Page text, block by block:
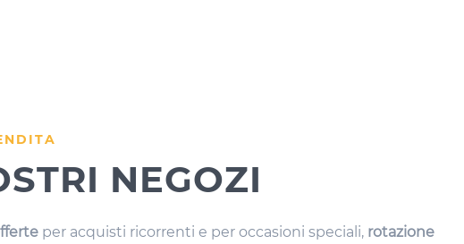
NEGOZI
per acquisti ricorrenti e per occasioni speciali, rotazione